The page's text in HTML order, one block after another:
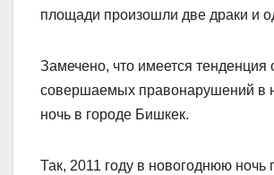
площади произошли две драки и
Замечено, что имеется тенденция
совершаемых правонарушений в
ночь в городе Бишкек.
Так, 2011 году в новогоднюю ночь